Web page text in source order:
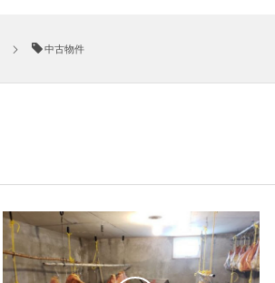
中古物件